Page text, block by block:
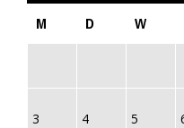
M
D W
3 4 5